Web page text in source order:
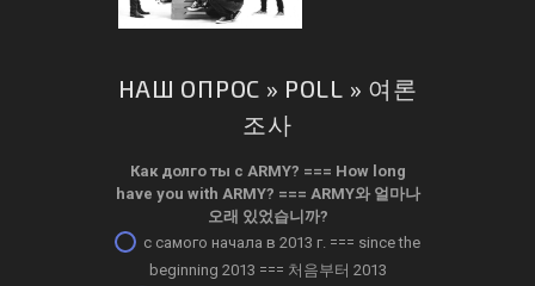
НАШ ОПРОС » POLL » 여론
조사
Как долго ты с ARMY? ­=== How long
have you with ARMY? === ARMY와 얼마나
오래 있었습니까?
с самого начала в 2013 г. === since the
beginning 2013 === 처음부터 2013